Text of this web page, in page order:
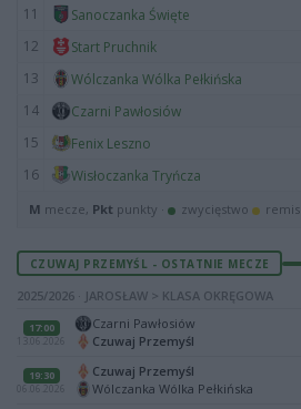
11
Sanoczanka Święte
12
Start Pruchnik
13
Wólczanka Wólka Pełkińska
14
Czarni Pawłosiów
15
Fenix Leszno
16
Wisłoczanka Tryńcza
M mecze, Pkt punkty · zwycięstwo remis
CZUWAJ PRZEMYŚL - OSTATNIE MECZE
2025/2026 · JAROSŁAW > KLASA OKRĘGOWA
17:00
13.06.2026
Czarni Pawłosiów
Czuwaj Przemyśl
19:30
06.06.2026
Czuwaj Przemyśl
Wólczanka Wólka Pełkińska